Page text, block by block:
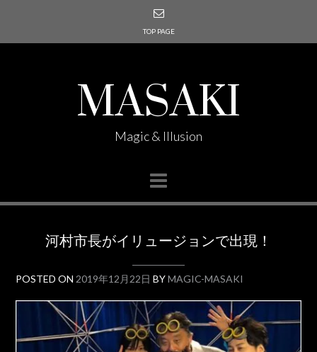
TOP PAGE
MASAKI
Magic & Illusion
河村市長がイリュージョンで出現！
POSTED ON 2019年12月22日 BYMAGIC-MASAKI